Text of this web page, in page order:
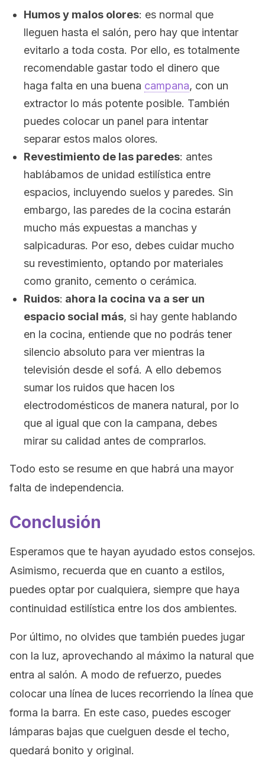
Humos y malos olores: es normal que
lleguen hasta el salón, pero hay que intentar
evitarlo a toda costa. Por ello, es totalmente
recomendable gastar todo el dinero que
haga falta en una buena campana, con un
extractor lo más potente posible. También
puedes colocar un panel para intentar
separar estos malos olores.
Revestimiento de las paredes: antes
hablábamos de unidad estilística entre
espacios, incluyendo suelos y paredes. Sin
embargo, las paredes de la cocina estarán
mucho más expuestas a manchas y
salpicaduras. Por eso, debes cuidar mucho
su revestimiento, optando por materiales
como granito, cemento o cerámica.
Ruidos: ahora la cocina va a ser un
espacio social más, si hay gente hablando
en la cocina, entiende que no podrás tener
silencio absoluto para ver mientras la
televisión desde el sofá. A ello debemos
sumar los ruidos que hacen los
electrodomésticos de manera natural, por lo
que al igual que con la campana, debes
mirar su calidad antes de comprarlos.
Todo esto se resume en que habrá una mayor
falta de independencia.
Conclusión
Esperamos que te hayan ayudado estos consejos.
Asimismo, recuerda que en cuanto a estilos,
puedes optar por cualquiera, siempre que haya
continuidad estilística entre los dos ambientes.
Por último, no olvides que también puedes jugar
con la luz, aprovechando al máximo la natural que
entra al salón. A modo de refuerzo, puedes
colocar una línea de luces recorriendo la línea que
forma la barra. En este caso, puedes escoger
lámparas bajas que cuelguen desde el techo,
quedará bonito y original.